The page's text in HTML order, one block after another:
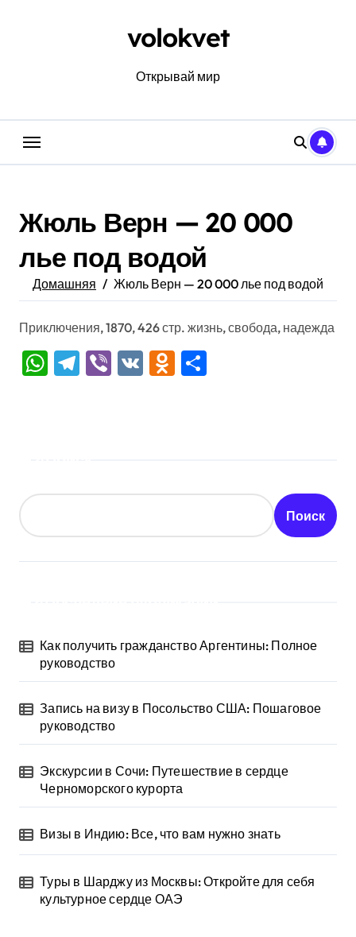
volokvet
Открывай мир
Жюль Верн — 20 000
лье под водой
Домашняя Жюль Верн — 20 000 лье под водой
Приключения, 1870, 426 стр. жизнь, свобода, надежда
WhatsApp
Telegram
Viber
VK Odnoklassniki
Поиск
Как получить гражданство Аргентины: Полное
руководство
Запись на визу в Посольство США: Пошаговое
руководство
Экскурсии в Сочи: Путешествие в сердце
Черноморского курорта
Визы в Индию: Все, что вам нужно знать
Туры в Шарджу из Москвы: Откройте для себя
культурное сердце ОАЭ